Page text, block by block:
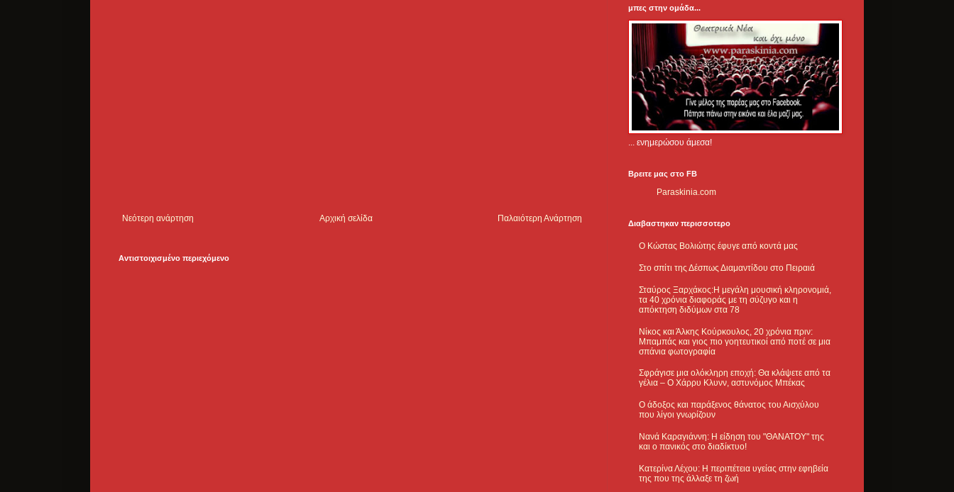
Νεότερη ανάρτηση Παλαιότερη Ανάρτηση
Αρχική σελίδα
Αντιστοιχισμένο περιεχόμενο
μπες στην ομάδα...
... ενημερώσου άμεσα!
Βρειτε μας στο FB
Paraskinia.com
Διαβαστηκαν περισσοτερο
Ο Κώστας Βολιώτης έφυγε από κοντά μας
Στο σπίτι της Δέσπως Διαμαντίδου στο Πειραιά
Σταύρος Ξαρχάκος:Η μεγάλη μουσική κληρονομιά,
τα 40 χρόνια διαφοράς με τη σύζυγο και η
απόκτηση διδύμων στα 78
Νίκος και Άλκης Κούρκουλος, 20 χρόνια πριν:
Μπαμπάς και γιος πιο γοητευτικοί από ποτέ σε μια
σπάνια φωτογραφία
Σφράγισε μια ολόκληρη εποχή: Θα κλάψετε από τα
γέλια – Ο Χάρρυ Κλυνν, αστυνόμος Μπέκας
Ο άδοξος και παράξενος θάνατος του Αισχύλου
που λίγοι γνωρίζουν
Νανά Καραγιάννη: Η είδηση του "ΘΑΝΑΤΟΥ" της
και ο πανικός στο διαδίκτυο!
Κατερίνα Λέχου: Η περιπέτεια υγείας στην εφηβεία
της που της άλλαξε τη ζωή